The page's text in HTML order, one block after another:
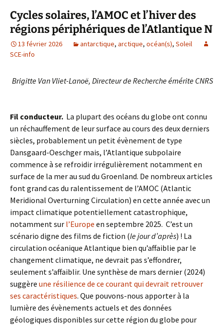
Cycles solaires, l’AMOC et l’hiver des
régions périphériques de l’Atlantique N
13 février 2026 antarctique, arctique, océan(s), Soleil
SCE-info
Brigitte Van Vliet-Lanoë, Directeur de Recherche émérite CNRS
Fil conducteur. La plupart des océans du globe ont connu
un réchauffement de leur surface au cours des deux derniers
siècles, probablement un petit évènement de type
Dansgaard-Oeschger mais, l’Atlantique subpolaire
commence à se refroidir irrégulièrement notamment en
surface de la mer au sud du Groenland. De nombreux articles
font grand cas du ralentissement de l’AMOC (Atlantic
Meridional Overturning Circulation) en cette année avec un
impact climatique potentiellement catastrophique,
notamment sur l’Europe en septembre 2025. C’est un
scénario digne des films de fiction (le jour d’après) ! La
circulation océanique Atlantique bien qu’affaiblie par le
changement climatique, ne devrait pas s’effondrer,
seulement s’affaiblir. Une synthèse de mars dernier (2024)
suggère une résilience de ce courant qui devrait retrouver
ses caractéristiques. Que pouvons-nous apporter à la
lumière des évènements actuels et des données
géologiques disponibles sur cette région du globe pour